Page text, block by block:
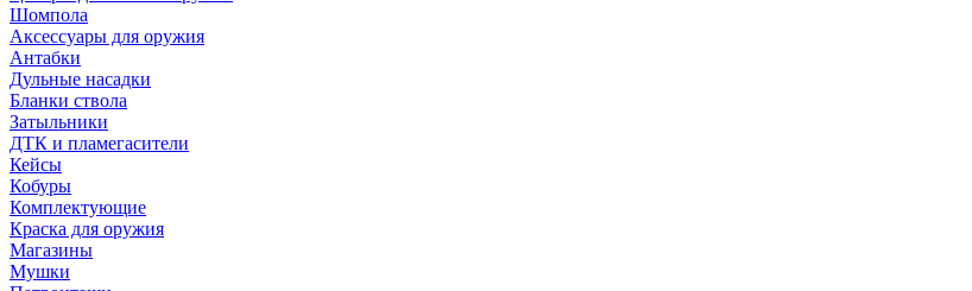
Шомпола
Аксессуары для оружия
Антабки
Дульные насадки
Бланки ствола
Затыльники
ДТК и пламегасители
Кейсы
Кобуры
Комплектующие
Краска для оружия
Магазины
Мушки